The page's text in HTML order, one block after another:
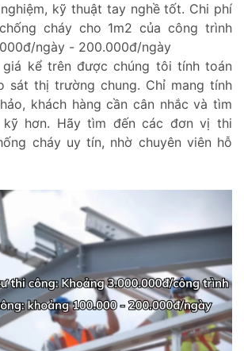
kỹ thuật tay nghề tốt. Chi phí
cháy cho 1m2 của công trình
ngày - 200.000đ/ngày
giá kể trên được chúng tôi tính toán
sát thị trường chung. Chỉ mang tính
khách hàng cần cân nhắc và tìm
kỹ hơn. Hãy tìm đến các đơn vị thi
cháy uy tín, nhờ chuyên viên hỗ